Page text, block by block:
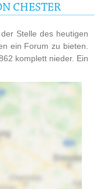
CHESTER
Stelle des heutigen
ein Forum zu bieten.
komplett nieder. Ein